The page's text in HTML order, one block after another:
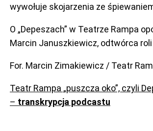
wywołuje skojarzenia ze
O „Depeszach” w Teatrze Rampa
Marcin Januszkiewicz, odtwórca roli
For. Marcin Zimakiewicz / Teatr
Teatr Rampa „puszcza oko”, czyli
– transkrypcja podcastu